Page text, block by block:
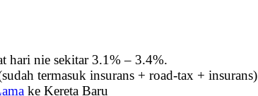
hari nie sekitar 3.1% – 3.4%.
termasuk insurans + road-tax + insurans)
ke Kereta Baru